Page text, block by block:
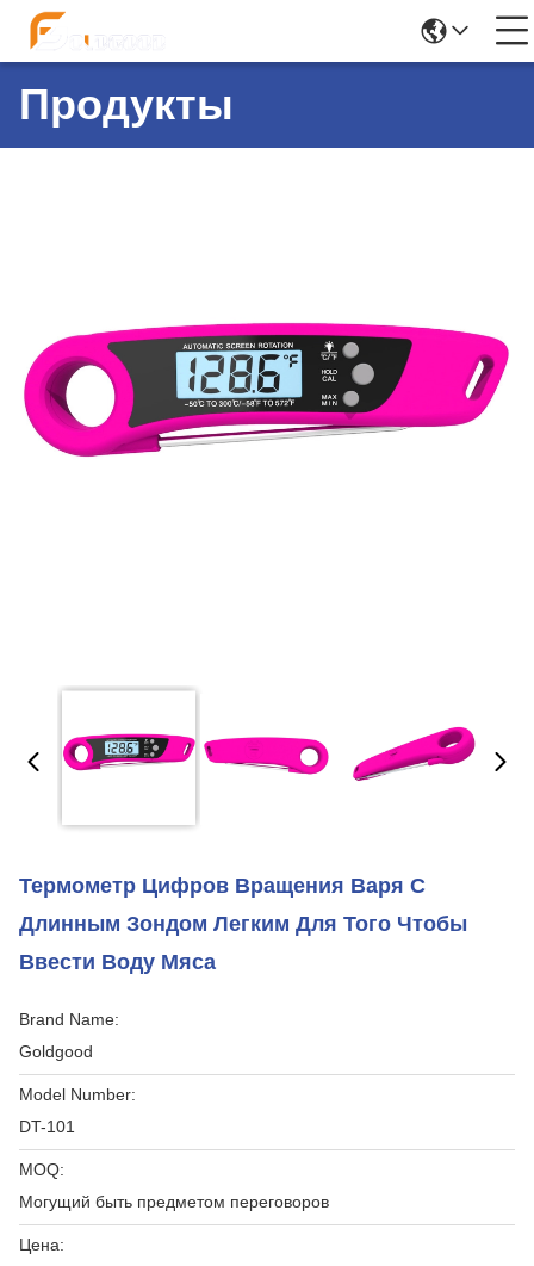
Продукты
Термометр Цифров Вращения Варя С
Длинным Зондом Легким Для Того Чтобы
Ввести Воду Мяса
Brand Name:
Goldgood
Model Number:
DT-101
MOQ:
Могущий быть предметом переговоров
Цена: